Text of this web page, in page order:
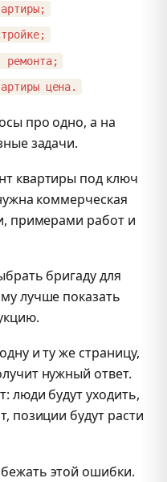
ремонта;
цена.
про одно, а на
задачи.
квартиры под ключ
коммерческая
примерами работ и
бригаду для
лучше показать
и ту же страницу,
нужный ответ.
люди будут уходить,
позиции будут расти
этой ошибки.